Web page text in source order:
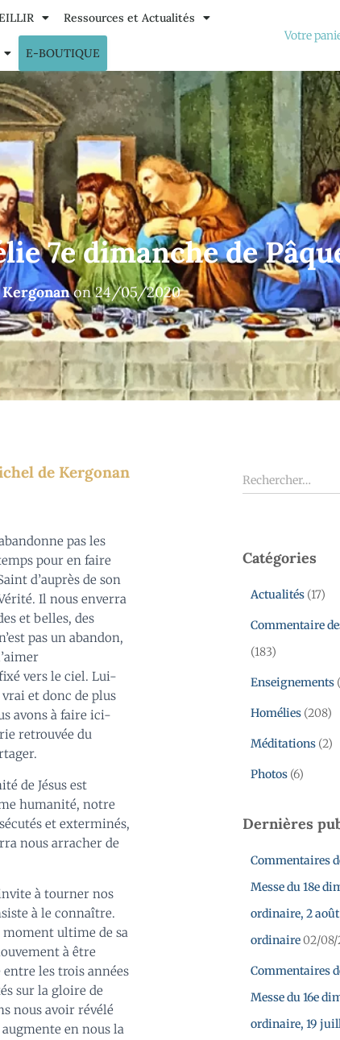
Ressources et Actualités
E-BOUTIQUE
Votre
7e dimanche de
on24/05/2020
de Kergonan
pas les
pour en faire
d’auprès de son
Il nous enverra
et belles, des
pas un abandon,
vers le ciel. Lui-
et donc de plus
avons à faire ici-
retrouvée du
de Jésus est
humanité, notre
et exterminés,
nous arracher de
à tourner nos
à le connaître.
moment ultime de sa
à être
entre les trois années
sur la gloire de
nous avoir révélé
en nous la
Rechercher…
Catégories
Actualités(17)
Commentaire
(183)
Enseignements
Homélies(208)
Méditations(2)
Photos(6)
Dernières
Commentaires
Messe du 18e
ordinaire, 2
ordinaire02/08/
Commentaires
Messe du 16e
ordinaire, 19